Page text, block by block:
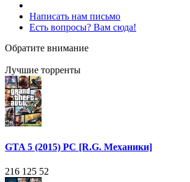
Написать нам письмо
Есть вопросы? Вам сюда!
Обратите внимание
Лучшие торренты
GTA 5 (2015) PC [R.G. Механики]
216 125 52